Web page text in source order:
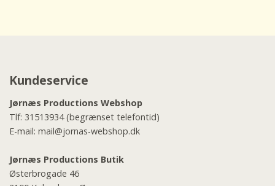
Kundeservice
Jørnæs Productions Webshop
Tlf: 31513934(begrænset telefontid)
E-mail: mail@jornas-webshop.dk
Jørnæs Productions Butik
Østerbrogade 46